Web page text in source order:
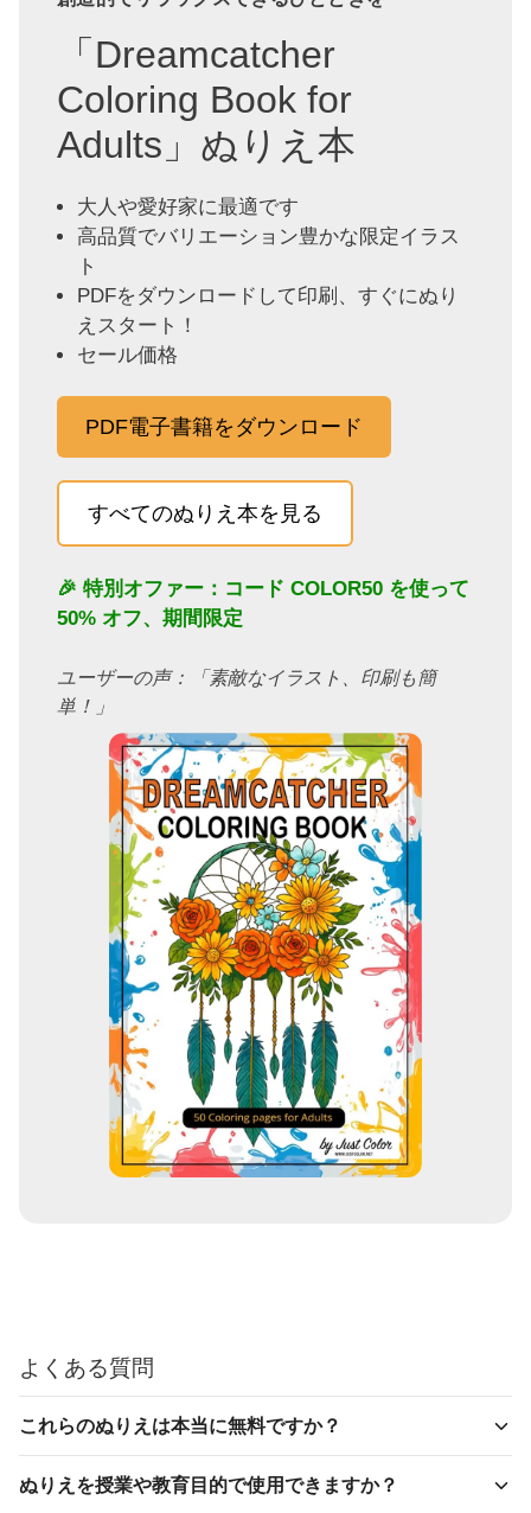
「Dreamcatcher
Coloring Book for
Adults」ぬりえ本
大人や愛好家に最適です
高品質でバリエーション豊かな限定イラス
ト
PDFをダウンロードして印刷、すぐにぬり
えスタート！
セール価格
PDF電子書籍をダウンロード
すべてのぬりえ本を見る
🎉 特別オファー：コード COLOR50 を使って
50% オフ、期間限定
ユーザーの声：「素敵なイラスト、印刷も簡
単！」
よくある質問
これらのぬりえは本当に無料ですか？
ぬりえを授業や教育目的で使用できますか？